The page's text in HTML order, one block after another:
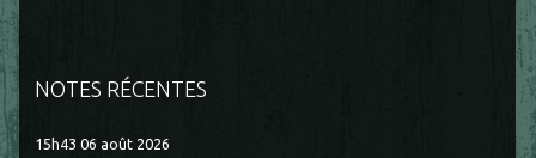
NOTES RÉCENTES
15h43 06 août 2026